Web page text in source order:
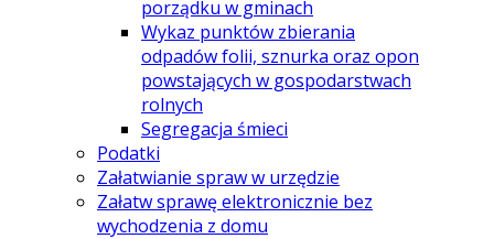
porządku w gminach
Wykaz punktów zbierania
odpadów folii, sznurka oraz opon
powstających w gospodarstwach
rolnych
Segregacja śmieci
Podatki
Załatwianie spraw w urzędzie
Załatw sprawę elektronicznie bez
wychodzenia z domu